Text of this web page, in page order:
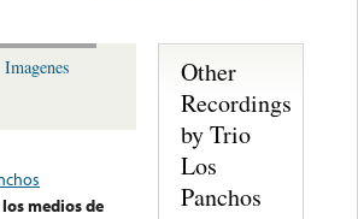
Imagenes
medios de
Other
Recordings
by Trio
Los
Panchos